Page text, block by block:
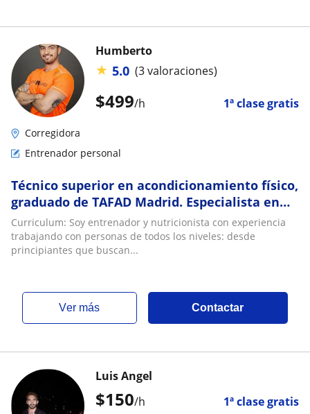
$499/h 1ª clase gratis
Humberto
★ 5.0 (3 valoraciones)
Corregidora
Entrenador personal
Técnico superior en acondicionamiento físico,
graduado de TAFAD Madrid. Especialista en
entrenamiento personal, preparación física
Curriculum: Soy entrenador y nutricionista con experiencia
trabajando con personas de todos los niveles: desde
principiantes que buscan...
ver más Contactar
$150/h 1ª clase gratis
Luis Angel